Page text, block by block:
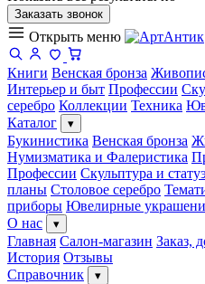
Заказать звонок
Открыть меню
Книги Венская бронза
Интерьер и быт Профессии
серебро Коллекции Техника
Каталог
▾
Букинистика Венская бронза
Нумизматика и Фалеристика
Профессии Скульптура и
планы Столовое серебро
приборы Ювелирные
О нас
▾
Главная Салон-магазин Заказ,
История Отзывы
Справочник
▾